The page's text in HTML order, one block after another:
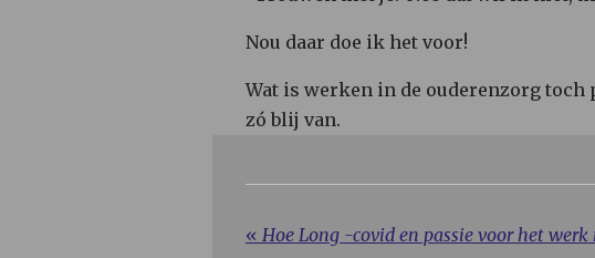
Nou daar doe ik het voor!
Wat is werken in de ouderenzorg
zó blij van.
«